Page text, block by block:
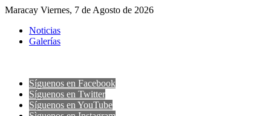
Maracay Viernes, 7 de Agosto de 2026
Noticias
Galerías
Síguenos en Facebook
Síguenos en Twitter
Síguenos en YouTube